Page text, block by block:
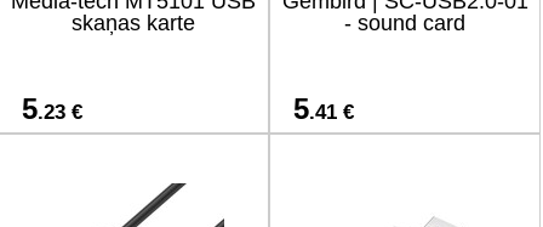
skaņas karte
5.23 €
- sound card
5.41 €